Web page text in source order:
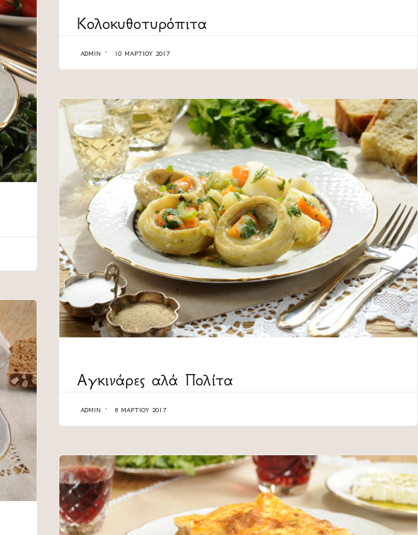
Κολοκυθοτυρόπιτα
ADMIN 10 ΜΑΡΤΊΟΥ 2017
Αγκινάρες αλά Πολίτα
ADMIN 8 ΜΑΡΤΊΟΥ 2017